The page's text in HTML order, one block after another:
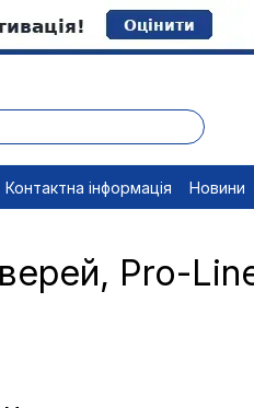
Контактна інформація Новини
Pro-